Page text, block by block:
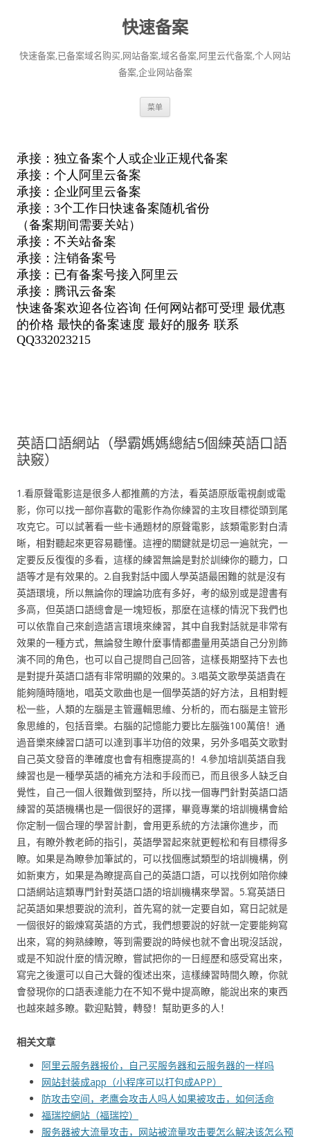
快速备案
快速备案,已备案域名购买,网站备案,域名备案,阿里云代备案,个人网站
备案,企业网站备案
菜单
英語口語網站（學霸媽媽總結5個練英語口語
訣竅）
1.看原聲電影這是很多人都推薦的方法，看英語原版電視劇或電
影，你可以找一部你喜歡的電影作為你練習的主攻目標從頭到尾
攻克它。可以試著看一些卡通題材的原聲電影，該類電影對白清
晰，相對聽起來更容易聽懂。這裡的關鍵就是切忌一遍就完，一
定要反反復復的多看，這樣的練習無論是對於訓練你的聽力，口
語等才是有效果的。2.自我對話中國人學英語最困難的就是沒有
英語環境，所以無論你的理論功底有多好，考的級別或是證書有
多高，但英語口語總會是一塊短板，那麼在這樣的情況下我們也
可以依靠自己來創造語言環境來練習，其中自我對話就是非常有
效果的一種方式，無論發生瞭什麼事情都盡量用英語自己分別飾
演不同的角色，也可以自己提問自己回答，這樣長期堅持下去也
是對提升英語口語有非常明顯的效果的。3.唱英文歌學英語貴在
能夠隨時隨地，唱英文歌曲也是一個學英語的好方法，且相對輕
松一些，人類的左腦是主管邏輯思維、分析的，而右腦是主管形
象思維的，包括音樂。右腦的記憶能力要比左腦強100萬倍！通
過音樂來練習口語可以達到事半功倍的效果，另外多唱英文歌對
自己英文發音的準確度也會有相應提高的！4.參加培訓英語自我
練習也是一種學英語的補充方法和手段而已，而且很多人缺乏自
覺性，自己一個人很難做到堅持，所以找一個專門針對英語口語
練習的英語機構也是一個很好的選擇，畢竟專業的培訓機構會給
你定制一個合理的學習計劃，會用更系統的方法讓你進步，而
且，有瞭外教老師的指引，英語學習起來就更輕松和有目標得多
瞭。如果是為瞭參加筆試的，可以找個應試類型的培訓機構，例
如新東方，如果是為瞭提高自己的英語口語，可以找例如陪你練
口語網站這類專門針對英語口語的培訓機構來學習。5.寫英語日
記英語如果想要說的流利，首先寫的就一定要自如，寫日記就是
一個很好的鍛煉寫英語的方式，我們想要說的好就一定要能夠寫
出來，寫的夠熟練瞭，等到需要說的時候也就不會出現沒話說，
或是不知說什麼的情況瞭，嘗試把你的一日經歷和感受寫出來，
寫完之後還可以自己大聲的復述出來，這樣練習時間久瞭，你就
會發現你的口語表達能力在不知不覺中提高瞭，能說出來的東西
也越來越多瞭。歡迎點贊，轉發！幫助更多的人！
相关文章
阿里云服务器报价，自己买服务器和云服务器的一样吗
网站封装成app（小程序可以打包成APP）
防攻击空间，老鹰会攻击人吗人如果被攻击，如何活命
福瑞控網站（福瑞控）
服务器被大流量攻击，网站被流量攻击要怎么解决该怎么预